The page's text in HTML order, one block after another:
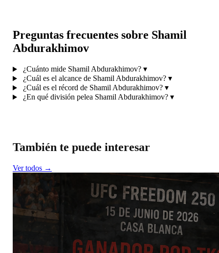
Preguntas frecuentes sobre Shamil
Abdurakhimov
¿Cuánto mide Shamil Abdurakhimov? ▾
¿Cuál es el alcance de Shamil Abdurakhimov? ▾
¿Cuál es el récord de Shamil Abdurakhimov? ▾
¿En qué división pelea Shamil Abdurakhimov? ▾
También te puede interesar
Ver todos →